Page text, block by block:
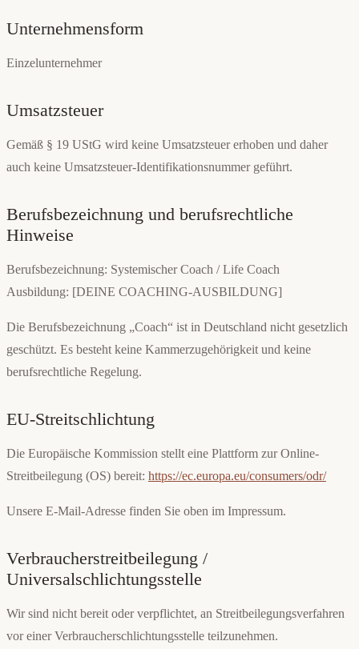
Unternehmensform
Einzelunternehmer
Umsatzsteuer
Gemäß § 19 UStG wird keine Umsatzsteuer erhoben und daher
auch keine Umsatzsteuer-Identifikationsnummer geführt.
Berufsbezeichnung und berufsrechtliche
Hinweise
Berufsbezeichnung: Systemischer Coach / Life Coach
Ausbildung: [DEINE COACHING-AUSBILDUNG]
Die Berufsbezeichnung „Coach“ ist in Deutschland nicht gesetzlich
geschützt. Es besteht keine Kammerzugehörigkeit und keine
berufsrechtliche Regelung.
EU-Streitschlichtung
Die Europäische Kommission stellt eine Plattform zur Online-
Streitbeilegung (OS) bereit: https://ec.europa.eu/consumers/odr/
Unsere E-Mail-Adresse finden Sie oben im Impressum.
Verbraucherstreitbeilegung /
Universalschlichtungsstelle
Wir sind nicht bereit oder verpflichtet, an Streitbeilegungsverfahren
vor einer Verbraucherschlichtungsstelle teilzunehmen.